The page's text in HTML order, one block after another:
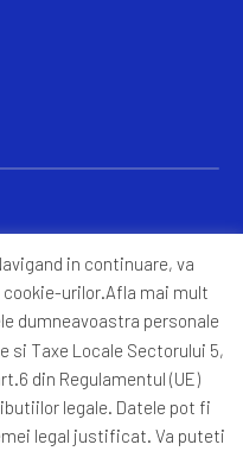
in continuare, va
urilor.Afla mai mult
dumneavoastra personale
si Taxe Locale Sectorului 5,
din Regulamentul (UE)
legale. Datele pot fi
legal justificat. Va puteti